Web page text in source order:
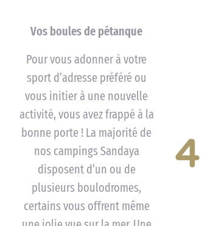
4
Vos boules de pétanque
Pour vous adonner à votre
sport d’adresse préféré ou
vous initier à une nouvelle
activité, vous avez frappé à la
bonne porte ! La majorité de
nos campings Sandaya
disposent d’un ou de
plusieurs boulodromes,
certains vous offrent même